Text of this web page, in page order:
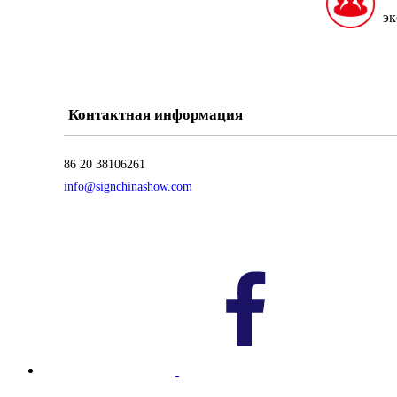
Контактная информация
86 20 38106261
info@signchinashow.com